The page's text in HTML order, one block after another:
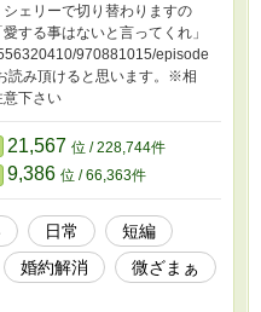
ェリーで切り替わりますの
する事はないと言ってくれ」
970881015/episode
読み頂けると思います。※相
意下さい
21,567 位 / 228,744件
9,386 位 / 66,363件
日常
短編
婚約解消
微ざまぁ